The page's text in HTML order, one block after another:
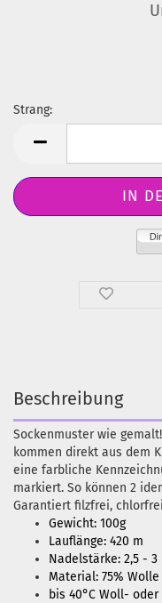
Strang:
Beschreibung
Sockenmuster wie
kommen direkt aus dem
eine farbliche
markiert. So können 2
Garantiert filzfrei,
Gewicht: 100g
Lauflänge: 420 m
Nadelstärke: 2,5 - 3
Material: 75%
bis 40°C Woll-